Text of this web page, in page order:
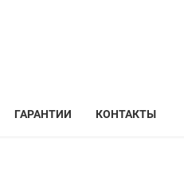
ГАРАНТИИ КОНТАКТЫ